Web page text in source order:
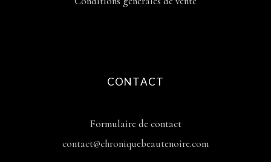
CONTACT
Formulaire de contact
contact@chroniquebeautenoire.com